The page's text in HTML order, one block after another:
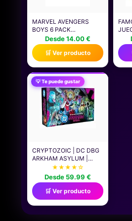
MARVEL AVENGERS
BOYS 6 PACK
CALCETINES |
CALCETINES DE
PERSONAJES
ATLÉTICOS
MULTICOLORES DE
SUPERHÉROES PARA
NIÑOS | HULK CAPITÁN
AMÉRICA IRON MAN
THOR CALZADO
GRÁFICO | CÓMODO
JUEGO PARA NIÑOS
Desde 14.00 €
🛒 Ver producto
💡 Te puede gustar
CRYPTOZOIC | DC DBG
ARKHAM ASYLUM |
JUEGO DE CARTAS
DECK-BUILDING CON
NUEVAS MECÁNICAS Y
CONTENIDO
PROMOCIONAL | 2-4
JUGADORES | 60
MINUTOS
★★★★☆
Desde 59.99 €
🛒 Ver producto